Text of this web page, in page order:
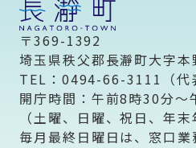
〒369-1392
埼玉県秩父郡長瀞町大字
TEL：0494-66-3111（代
開庁時間：午前8時30分～
（土曜、日曜、祝日、年末
毎月最終日曜日は、窓口